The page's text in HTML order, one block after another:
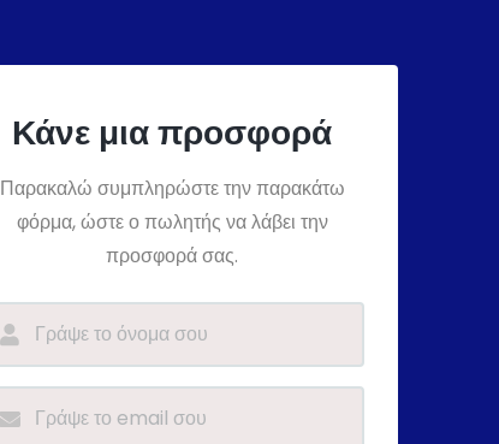
Κάνε μια προσφορά
Παρακαλώ συμπληρώστε την παρακάτω
φόρμα, ώστε ο πωλητής να λάβει την
προσφορά σας.